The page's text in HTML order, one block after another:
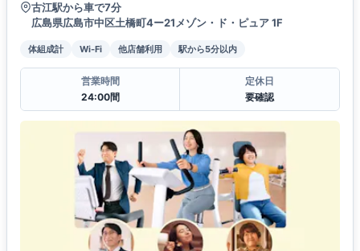
古江駅から車で7分
広島県広島市中区土橋町4ー21メゾン・ド・ピュア 1F
体組成計 Wi-Fi 他店舗利用 駅から5分以内
営業時間
24:00間
定休日
要確認